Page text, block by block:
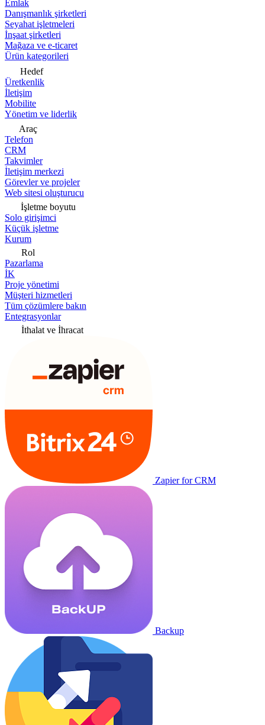
Emlak
Danışmanlık şirketleri
Seyahat işletmeleri
İnşaat şirketleri
Mağaza ve e-ticaret
Ürün kategorileri
Hedef
Üretkenlik
İletişim
Mobilite
Yönetim ve liderlik
Araç
Telefon
CRM
Takvimler
İletişim merkezi
Görevler ve projeler
Web sitesi oluşturucu
İşletme boyutu
Solo girişimci
Küçük işletme
Kurum
Rol
Pazarlama
İK
Proje yönetimi
Müşteri hizmetleri
Tüm çözümlere bakın
Entegrasyonlar
İthalat ve İhracat
Zapier for CRM
Backup